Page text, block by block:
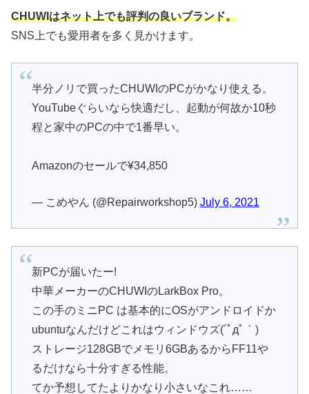
CHUWIはネット上でも評判の良いブランド。
SNS上でも愛用者を多く見かけます。
半分ノリで買ったCHUWIのPCがかなり使える。
YouTubeぐらいなら快適だし、起動が何故か10秒
程と家中のPCの中で1番早い。
Amazonのセールで¥34,850
— こめやん (@Repairworkshop5) July 6, 2021
新PCが届いたー!
中華メーカーのCHUWIのLarkBox Pro。
この手のミニPC は基本的にOSがアンドロイドか
ubuntuなんだけどこれはウィンドウズ(´ﾟдﾟ｀)
ストレージ128GBでメモリ6GBあるからFF11や
るだけなら十分すぎる性能。
てか予想してたよりかなり小さいなこれ……